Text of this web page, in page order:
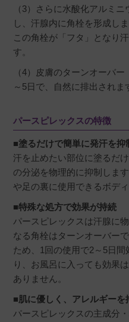
低刺激タイプの方を主
ろ、主人の脇汗ニオイ
人は痒みは出ませんで
主人もニオイから解放
これからも夫婦2人で
ぴろすけ
兵庫県 60代
投稿日
2026/04/18
毎年この商品を買っ
は欠かせない物になっ
寧な商品発送に感謝し
（3）さらに水酸化アルミ
し、汗腺内に角栓を形成しま
この角栓が「フタ」となり
す。
（4）皮膚のターンオーバ
～5日で、自然に排出されま
パースピレックスの特徴
■塗るだけで簡単に発汗を抑
汗を止めたい部位に塗るだ
の分泌を物理的に抑制しま
や足の裏に使用できるボデ
■特殊な処方で効果が持続
パースピレックスは汗腺に
なる角栓はターンオーバー
ため、1回の使用で2～5日
り、お風呂に入っても効果
ありません。
■肌に優しく、アレルギーを
パースピレックスの主成分